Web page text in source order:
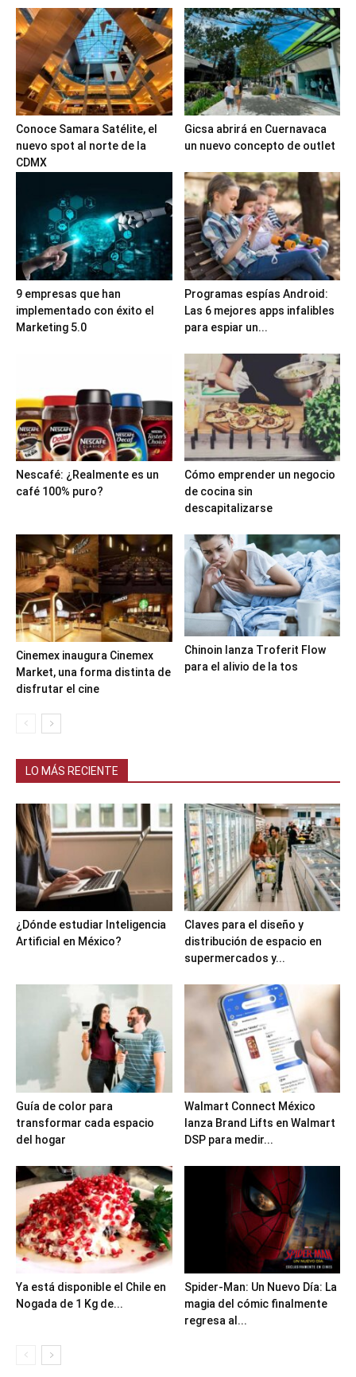
Conoce Samara Satélite, el
nuevo spot al norte de la
CDMX
Gicsa abrirá en Cuernavaca
un nuevo concepto de outlet
9 empresas que han
implementado con éxito el
Marketing 5.0
Programas espías Android:
Las 6 mejores apps infalibles
para espiar un...
Nescafé: ¿Realmente es un
café 100% puro?
Cómo emprender un negocio
de cocina sin
descapitalizarse
Cinemex inaugura Cinemex
Market, una forma distinta de
disfrutar el cine
Chinoin lanza Troferit Flow
para el alivio de la tos
LO MÁS RECIENTE
¿Dónde estudiar Inteligencia
Artificial en México?
Claves para el diseño y
distribución de espacio en
supermercados y...
Guía de color para
transformar cada espacio
del hogar
Walmart Connect México
lanza Brand Lifts en Walmart
DSP para medir...
Ya está disponible el Chile en
Nogada de 1 Kg de...
Spider-Man: Un Nuevo Día: La
magia del cómic finalmente
regresa al...